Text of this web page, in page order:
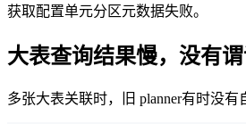
获取配置单元分区元数据失败。
大表查询结果慢，没有
多张大表关联时，旧 planner有时没有